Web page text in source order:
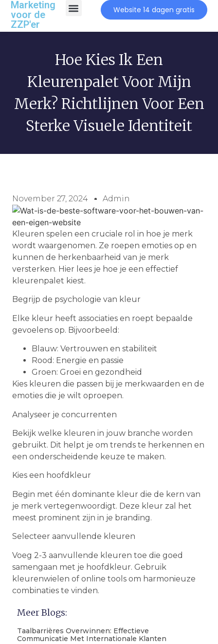
Marketing
voor de
ZZP'er
Website 14 dagen gratis
Hoe Kies Ik Een
Kleurenpalet Voor Mijn
Merk? Richtlijnen Voor Een
Sterke Visuele Identiteit
November 27, 2024 Admin
Kleuren spelen een cruciale rol in hoe je merk
wordt waargenomen. Ze roepen emoties op en
kunnen de herkenbaarheid van je merk
versterken. Hier lees je hoe je een effectief
kleurenpalet kiest.
Begrijp de psychologie van kleur
Elke kleur heeft associaties en roept bepaalde
gevoelens op. Bijvoorbeeld:
Blauw: Vertrouwen en stabiliteit
Rood: Energie en passie
Groen: Groei en gezondheid
Kies kleuren die passen bij je merkwaarden en de
emoties die je wilt oproepen.
Analyseer je concurrenten
Bekijk welke kleuren in jouw branche worden
gebruikt. Dit helpt je om trends te herkennen en
een onderscheidende keuze te maken.
Kies een hoofdkleur
Begin met één dominante kleur die de kern van
je merk vertegenwoordigt. Deze kleur zal het
meest prominent zijn in je branding.
Selecteer aanvullende kleuren
Voeg 2-3 aanvullende kleuren toe die goed
samengaan met je hoofdkleur. Gebruik
kleurenwielen of online tools om harmonieuze
combinaties te vinden.
Meer Blogs:
Taalbarrières Overwinnen: Effectieve
Communicatie Met Internationale Klanten